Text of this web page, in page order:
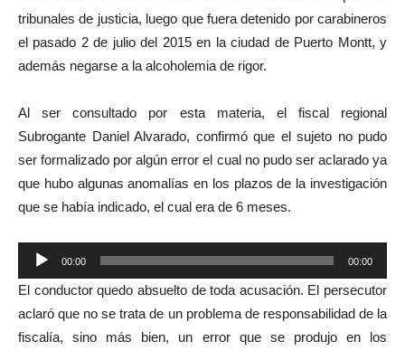
tribunales de justicia, luego que fuera detenido por carabineros
el pasado 2 de julio del 2015 en la ciudad de Puerto Montt, y
además negarse a la alcoholemia de rigor.
Al ser consultado por esta materia, el fiscal regional
Subrogante Daniel Alvarado, confirmó que el sujeto no pudo
ser formalizado por algún error el cual no pudo ser aclarado ya
que hubo algunas anomalías en los plazos de la investigación
que se había indicado, el cual era de 6 meses.
Reproductor
de
audio
00:00 00:00
El conductor quedo absuelto de toda acusación. El persecutor
aclaró que no se trata de un problema de responsabilidad de la
fiscalía, sino más bien, un error que se produjo en los